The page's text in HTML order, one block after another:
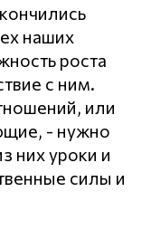
наших
роста
с ним.
или
- нужно
них уроки и
силы и